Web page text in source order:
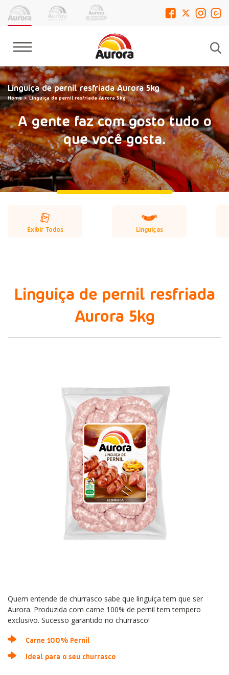
Linguiça de pernil resfriada Aurora 5kg
Home Linguiça de pernil resfriada Aurora 5kg
A gente faz com gosto tudo o
que você gosta.
Exibir Todos Linguiças
Linguiça de pernil resfriada
Aurora 5kg
Quem entende de churrasco sabe que linguiça tem que ser
Aurora. Produzida com carne 100% de pernil tem tempero
exclusivo. Sucesso garantido no churrasco!
Carne 100% Pernil​
Ideal para o seu churrasco